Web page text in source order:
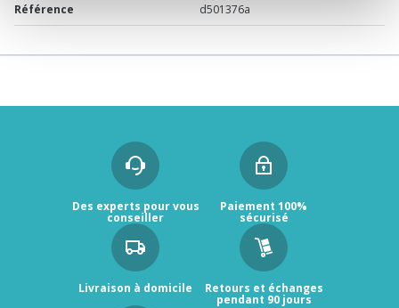
Référence d501376a
Des experts pour vous
conseiller
Paiement 100%
sécurisé
Livraison à domicile Retours et échanges
pendant 90 jours